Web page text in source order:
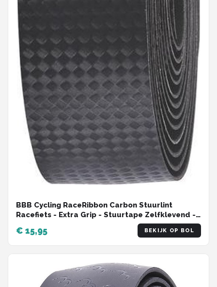
BBB Cycling RaceRibbon Carbon Stuurlint
Racefiets - Extra Grip - Stuurtape Zelfklevend -
Lengte: 200cm - Dikte: 2.5mm - Incl.
Stuurdoppen - Zwart - BHT-04
€ 15,95 BEKIJK OP BOL